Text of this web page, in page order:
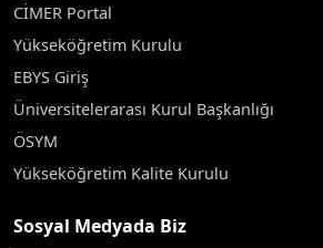
CİMER Portal
Yükseköğretim Kurulu
EBYS Giriş
Üniversitelerarası Kurul Başkanlığı
ÖSYM
Yükseköğretim Kalite Kurulu
Sosyal Medyada Biz